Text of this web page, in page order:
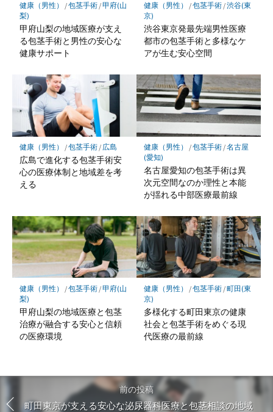
健康（男性） /包茎手術/甲府(山
梨)
甲府山梨の地域医療が支え
る包茎手術と男性の安心な
健康サポート
健康（男性） /包茎手術/渋谷(東
京)
渋谷東京発最先端男性医療
都市の包茎手術と多様なケ
アが生む安心空間
健康（男性） /包茎手術/ 広島
広島で進化する包茎手術安
心の医療体制と地域差を考
える
健康（男性） /包茎手術/名古屋
(愛知)
名古屋愛知の包茎手術は異
次元空間なのか理性と本能
が揺れる中部医療最前線
健康（男性） /包茎手術/甲府(山
梨)
甲府山梨の地域医療と包茎
治療が融合する安心と信頼
の医療環境
健康（男性） /包茎手術/町田(東
京)
多様化する町田東京の健康
社会と包茎手術をめぐる現
代医療の最前線
前の投稿
町田東京が支える安心な泌尿器科医療と包茎相談の地域